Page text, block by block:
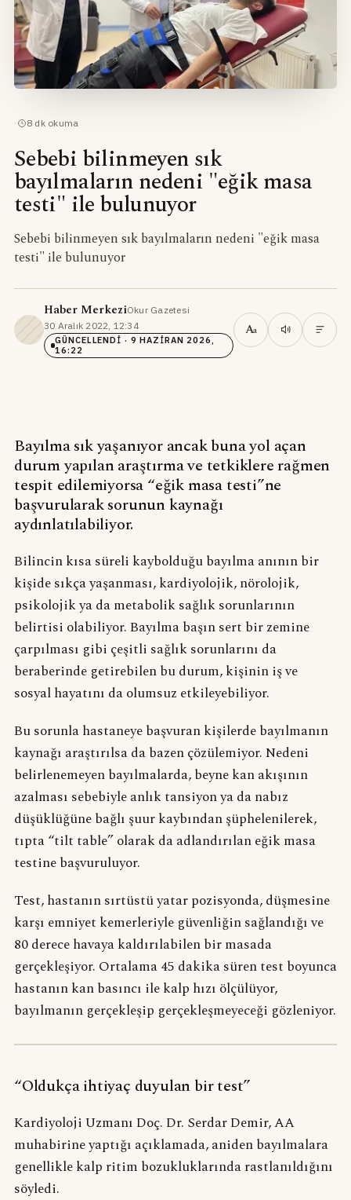
· 8 dk okuma
Sebebi bilinmeyen sık
bayılmaların nedeni "eğik masa
testi" ile bulunuyor
Sebebi bilinmeyen sık bayılmaların nedeni "eğik masa
testi" ile bulunuyor
Haber MerkeziOkur Gazetesi·
30 Aralık 2022, 12:34·
GÜNCELLENDI · 9 HAZIRAN 2026,
16:22
Aa
Bayılma sık yaşanıyor ancak buna yol açan
durum yapılan araştırma ve tetkiklere rağmen
tespit edilemiyorsa “eğik masa testi”ne
başvurularak sorunun kaynağı
aydınlatılabiliyor.
Bilincin kısa süreli kaybolduğu bayılma anının bir
kişide sıkça yaşanması, kardiyolojik, nörolojik,
psikolojik ya da metabolik sağlık sorunlarının
belirtisi olabiliyor. Bayılma başın sert bir zemine
çarpılması gibi çeşitli sağlık sorunlarını da
beraberinde getirebilen bu durum, kişinin iş ve
sosyal hayatını da olumsuz etkileyebiliyor.
Bu sorunla hastaneye başvuran kişilerde bayılmanın
kaynağı araştırılsa da bazen çözülemiyor. Nedeni
belirlenemeyen bayılmalarda, beyne kan akışının
azalması sebebiyle anlık tansiyon ya da nabız
düşüklüğüne bağlı şuur kaybından şüphelenilerek,
tıpta “tilt table” olarak da adlandırılan eğik masa
testine başvuruluyor.
Test, hastanın sırtüstü yatar pozisyonda, düşmesine
karşı emniyet kemerleriyle güvenliğin sağlandığı ve
80 derece havaya kaldırılabilen bir masada
gerçekleşiyor. Ortalama 45 dakika süren test boyunca
hastanın kan basıncı ile kalp hızı ölçülüyor,
bayılmanın gerçekleşip gerçekleşmeyeceği gözleniyor.
“Oldukça ihtiyaç duyulan bir test”
Kardiyoloji Uzmanı Doç. Dr. Serdar Demir, AA
muhabirine yaptığı açıklamada, aniden bayılmalara
genellikle kalp ritim bozukluklarında rastlanıldığını
söyledi.